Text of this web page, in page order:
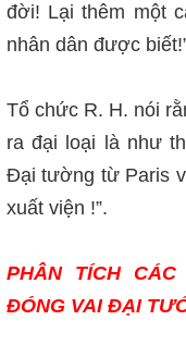
đời! Lại thêm một
nhân dân được
Tổ chức R. H. nói
ra đại loại là như
Đại tường từ Paris
xuất viện !”.
PHÂN TÍCH
ĐÓNG VAI ĐẠI